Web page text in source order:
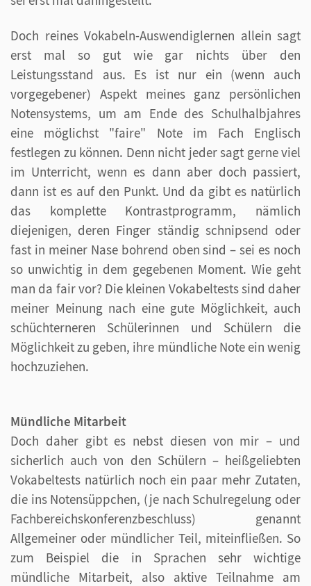
Doch reines Vokabeln-Auswendiglernen allein sagt
erst mal so gut wie gar nichts über den
Leistungsstand aus. Es ist nur ein (wenn auch
vorgegebener) Aspekt meines ganz persönlichen
Notensystems, um am Ende des Schulhalbjahres
eine möglichst "faire" Note im Fach Englisch
festlegen zu können. Denn nicht jeder sagt gerne viel
im Unterricht, wenn es dann aber doch passiert,
dann ist es auf den Punkt. Und da gibt es natürlich
das komplette Kontrastprogramm, nämlich
diejenigen, deren Finger ständig schnipsend oder
fast in meiner Nase bohrend oben sind – sei es noch
so unwichtig in dem gegebenen Moment. Wie geht
man da fair vor? Die kleinen Vokabeltests sind daher
meiner Meinung nach eine gute Möglichkeit, auch
schüchterneren Schülerinnen und Schülern die
Möglichkeit zu geben, ihre mündliche Note ein wenig
hochzuziehen.
Mündliche Mitarbeit
Doch daher gibt es nebst diesen von mir – und
sicherlich auch von den Schülern – heißgeliebten
Vokabeltests natürlich noch ein paar mehr Zutaten,
die ins Notensüppchen, (je nach Schulregelung oder
Fachbereichskonferenzbeschluss) genannt
Allgemeiner oder mündlicher Teil, miteinfließen. So
zum Beispiel die in Sprachen sehr wichtige
mündliche Mitarbeit, also aktive Teilnahme am